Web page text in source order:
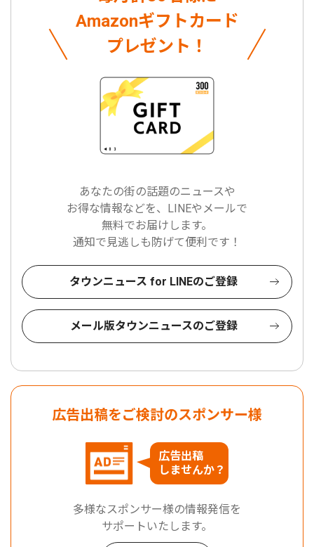
Amazonギフトカード
プレゼント！
あなたの街の話題のニュースや
お得な情報などを、LINEやメールで
無料でお届けします。
通知で見逃しも防げて便利です！
タウンニュース for LINEのご登録
メール版タウンニュースのご登録
広告出稿をご検討のスポンサー様
広告出稿
しませんか？
多様なスポンサー様の情報発信を
サポートいたします。